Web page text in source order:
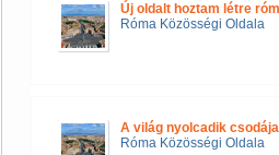
Új oldalt hoztam létre
Róma Közösségi Oldala
A világ nyolcadik
Róma Közösségi Oldala